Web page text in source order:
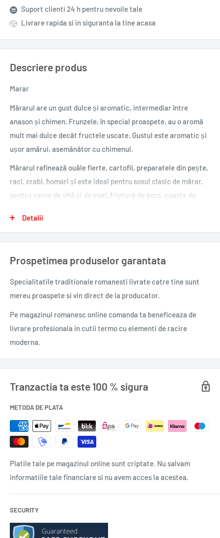
Suport clienti 24 h pentru nevoile tale
Livrare rapida si in siguranta la tine acasa
Descriere produs
Marar
Mărarul are un gust dulce și aromatic, intermediar între
anason și chimen. Frunzele, în special proaspete, au o aromă
mult mai dulce decât fructele uscate. Gustul este aromatic și
ușor amărui, asemănător cu chimenul.
Mărarul rafinează ouăle fierte, cartofii, preparatele din pește,
raci, crabi, homari și este ideal pentru sosul clasic de mărar,
pentru carne de vită și de miel, friptură de porc, coaste de
mărarul este folosit la ciorbe, sosuri, dressing-uri de toate
murați.
Mărarul este o verdeață fragilă și delicată, care nu rezistă
unui regim termic susținut. De aceea, se adaugă în preparatele
gătite la sfârșit, chiar înainte de servirea preparatului.
8 gr.
Detalii
Prospetimea produselor garantata
Specialitatile traditionale romanesti livrate catre tine sunt
mereu proaspete si vin direct de la producator.
Pe magazinul romanesc online comanda ta beneficeaza de
livrare profesionala in cutii termo cu elementi de racire
moderna.
Tranzactia ta este 100 % sigura
METODA DE PLATA
Platile tale pe magazinul online sunt criptate. Nu salvam
informatiile tale financiare si nu avem acces la acestea.
SECURITY